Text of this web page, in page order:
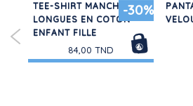
-30%
TEE-SHIRT MANCHES
LONGUES EN COTON
ENFANT FILLE
84,00 TND